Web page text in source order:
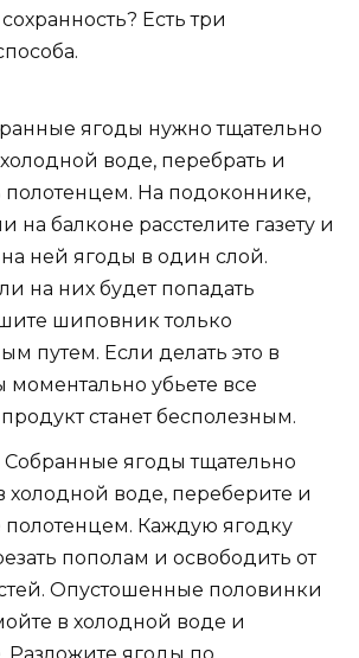
Есть три
ягоды нужно тщательно
воде, перебрать и
полотенцем. На подоконнике,
на балконе расстелите газету и
ней ягоды в один слой.
на них будет попадать
шиповник только
путем. Если делать это в
моментально убьете все
станет бесполезным.
Собранные ягоды тщательно
холодной воде, переберите и
полотенцем. Каждую ягодку
пополам и освободить от
Опустошенные половинки
в холодной воде и